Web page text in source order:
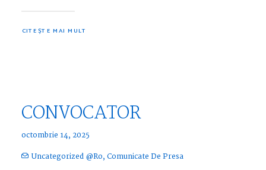
CITEȘTE MAI MULT
CONVOCATOR
octombrie 14, 2025
Uncategorized @ro,Comunicate De Presa